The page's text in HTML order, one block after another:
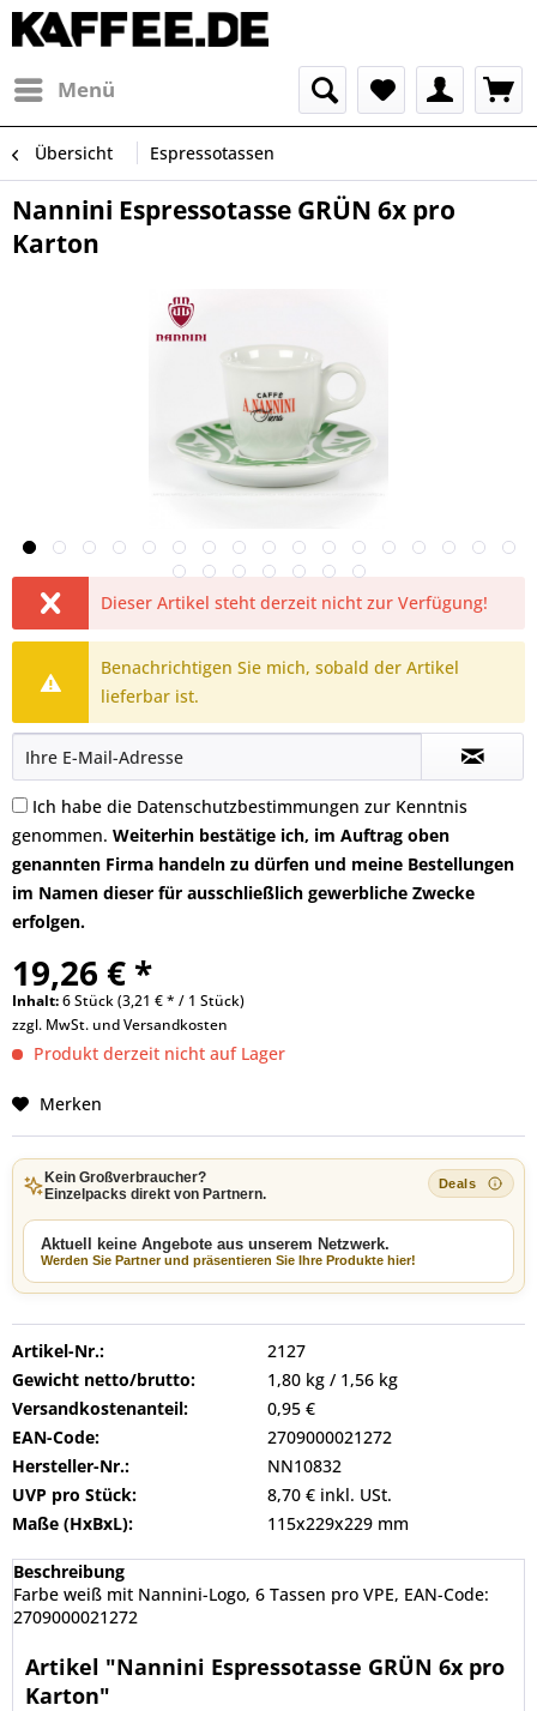
Menü
Übersicht Espressotassen
Nannini Espressotasse GRÜN 6x pro
Karton
Dieser Artikel steht derzeit nicht zur Verfügung!
Benachrichtigen Sie mich, sobald der Artikel
lieferbar ist.
Ich habe die Datenschutzbestimmungen zur Kenntnis
genommen. Weiterhin bestätige ich, im Auftrag oben
genannten Firma handeln zu dürfen und meine Bestellungen
im Namen dieser für ausschließlich gewerbliche Zwecke
erfolgen.
19,26 € *
Inhalt:6 Stück (3,21 € * / 1 Stück)
zzgl. MwSt. undVersandkosten
Produkt derzeit nicht auf Lager
Merken
Kein Großverbraucher?
Einzelpacks direkt von Partnern.
Aktuell keine Angebote aus unserem Netzwerk.
Werden Sie Partner und präsentieren Sie Ihre Produkte hier!
Artikel-Nr.:
2127
Gewicht netto/brutto:
1,80 kg / 1,56 kg
Versandkostenanteil:
0,95 €
EAN-Code:
2709000021272
Hersteller-Nr.:
NN10832
UVP pro Stück:
8,70 € inkl. USt.
Maße (HxBxL):
115x229x229 mm
Beschreibung
Farbe weiß mit Nannini-Logo, 6 Tassen pro VPE, EAN-Code:
2709000021272
Artikel "Nannini Espressotasse GRÜN 6x pro
Karton"